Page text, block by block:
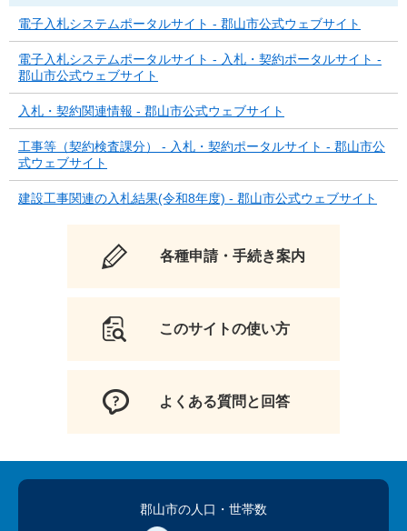
電子入札システムポータルサイト - 郡山市公式ウェブサイト
電子入札システムポータルサイト - 入札・契約ポータルサイト -
郡山市公式ウェブサイト
入札・契約関連情報 - 郡山市公式ウェブサイト
工事等（契約検査課分） - 入札・契約ポータルサイト - 郡山市公
式ウェブサイト
建設工事関連の入札結果(令和8年度) - 郡山市公式ウェブサイト
各種申請・手続き案内
このサイトの使い方
よくある質問と回答
郡山市の人口 ・世帯数